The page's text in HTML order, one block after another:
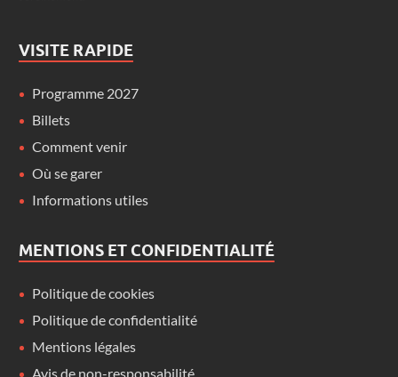
VISITE RAPIDE
Programme 2027
Billets
Comment venir
Où se garer
Informations utiles
MENTIONS ET CONFIDENTIALITÉ
Politique de cookies
Politique de confidentialité
Mentions légales
Avis de non-responsabilité